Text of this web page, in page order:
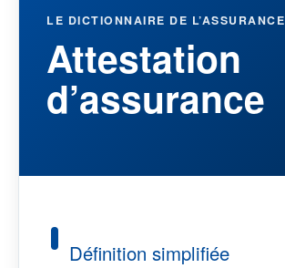
LE DICTIONNAIRE DE L’ASSURANCE
Attestation
d’assurance
Définition simplifiée